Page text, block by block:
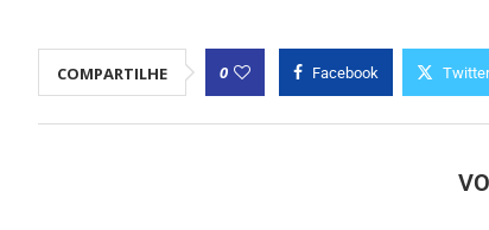
COMPARTILHE 0 Facebook Twitter